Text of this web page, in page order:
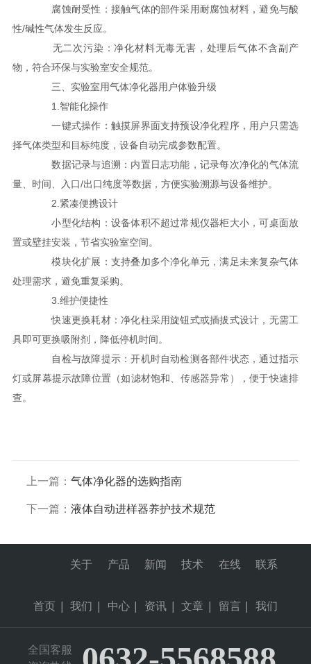
腐蚀耐受性：接触气体的部件采用耐腐蚀材料，避免与酸
性/碱性气体发生反应。
无二次污染：净化材料无毒无害，处理后气体不含副产
物，符合环保与实验室安全规范。
三、实验室用气体净化器用户体验升级
1.智能化操作
一键式操作：触摸屏界面支持预设净化程序，用户只需选
择气体类型和目标纯度，设备自动完成参数配置。
数据记录与追溯：内置日志功能，记录每次净化的气体流
量、时间、入口/出口纯度等数据，方便实验溯源与设备维护。
2.紧凑便携设计
小型化结构：设备体积不超过常规仪器柜大小，可桌面放
置或壁挂安装，节省实验室空间。
模块化扩展：支持叠加多个净化单元，满足未来复杂气体
处理需求，避免重复采购。
3.维护便捷性
快速更换耗材：净化柱采用旋钮式或插拔式设计，无需工
具即可更换吸附剂，降低停机时间。
自检与故障提示：开机时自动检测各部件状态，通过指示
灯或屏幕提示故障位置（如滤材饱和、传感器异常），便于快速排
查。
上一篇： 气体净化器的选购指南
下一篇： 液体自动进样器养护技术规范
首页
关于
我们
产品
中心
新闻
资讯
技术
文章
在线
留言
联系
我们
全国客服